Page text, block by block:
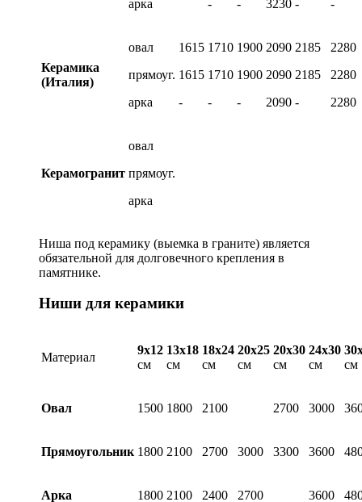
арка - - 3230 - -
Керамика
(Италия)
овал
прямоуг.
арка
1615
1615
-
1710
1710
-
1900
1900
-
2090
2090
2090
2185
2185
-
2280
2280
2280
Керамогранит
овал
прямоуг.
арка
Ниша под керамику (выемка в граните) является
обязательной для долговечного крепления в
памятнике.
Ниши для керамики
Материал
9х12
см
13х18
см
18х24
см
20х25
см
20х30
см
24х30
см
см
Овал 1500 1800 2100 2700 3000
Прямоугольник 1800 2100 2700 3000 3300 3600
Арка 1800 2100 2400 2700 3600